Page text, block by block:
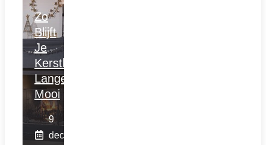
Zo
Blijft
Je
Kerstboom
Langer
Mooi
9
december